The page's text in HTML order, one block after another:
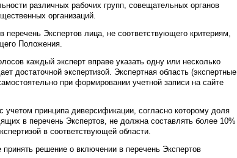
различных рабочих групп, совещательных органов
организаций.
Экспертов лица, не соответствующего критериям,
Положения.
каждый эксперт вправе указать одну или несколько
достаточной экспертизой. Экспертная область (экспертные
при формировании учетной записи на сайте
принципа диверсификации, согласно которому доля
в перечень Экспертов, не должна составлять более 10%
в соответствующей области.
решение о включении в перечень Экспертов